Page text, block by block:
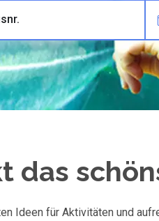
das
Ideen für Aktivitäten und